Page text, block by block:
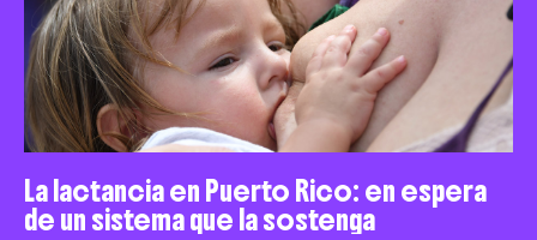
La lactancia en Puerto Rico: en espera
de un sistema que la sostenga